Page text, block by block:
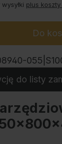
plus koszty
Do
do listy